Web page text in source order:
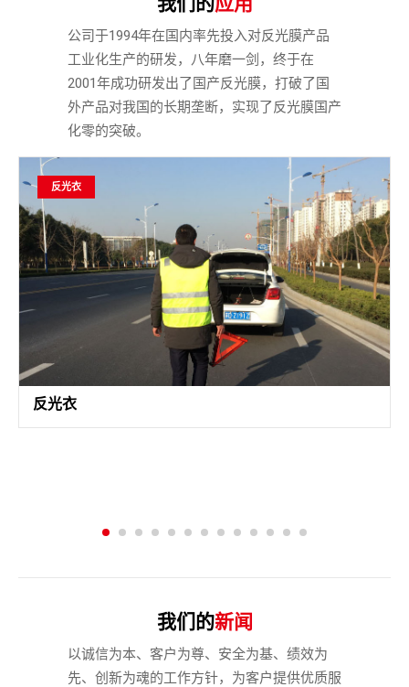
公司于1994年在国内率先投入对反光膜产品
工业化生产的研发，八年磨一剑，终于在
2001年成功研发出了国产反光膜，打破了国
外产品对我国的长期垄断，实现了反光膜国产
化零的突破。
反光衣
反光衣
我们的新闻
以诚信为本、客户为尊、安全为基、绩效为
先、创新为魂的工作方针，为客户提供优质服